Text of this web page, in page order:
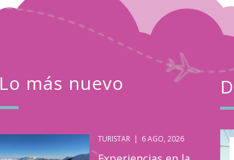
Lo más nuevo
TURISTAR | 6 AGO, 2026
Turistar